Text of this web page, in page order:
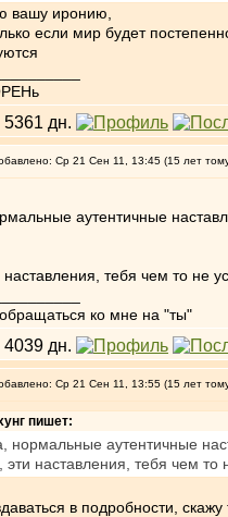
вашу иронию,
если мир будет
Ср 21 Сен 11, 13:45 (15 лет
аутентичные
тебя чем то не
ко мне на "ты"
Ср 21 Сен 11, 13:55 (15 лет
пишет:
нормальные аутентичные
эти наставления, тебя чем
в подробности,